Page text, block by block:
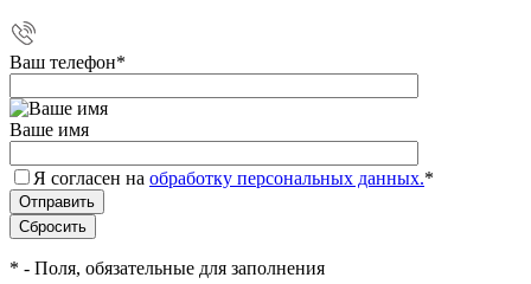
Ваш телефон*
Ваше имя
Я согласен на обработку персональных данных.*
* - Поля, обязательные для заполнения